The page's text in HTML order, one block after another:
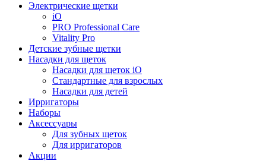
Электрические щетки
iO
PRO Professional Care
Vitality Pro
Детские зубные щетки
Насадки для щеток
Насадки для щеток iO
Стандартные для взрослых
Насадки для детей
Ирригаторы
Наборы
Аксессуары
Для зубных щеток
Для ирригаторов
Акции